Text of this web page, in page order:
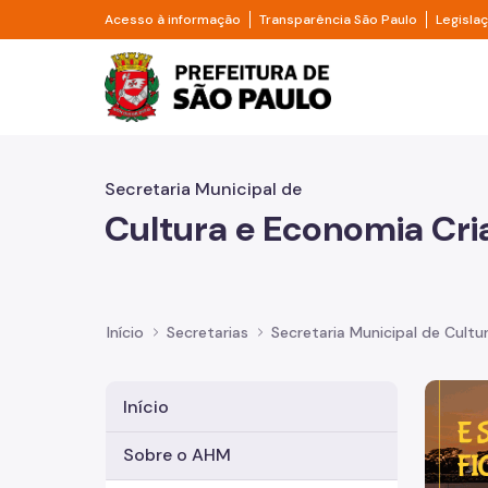
Pular para o Conteúdo principal
Acesso à informação Divisor de acesso à informação
Transparência São Paulo Divisor
Prefeitura de São
Secretaria Municipal de
Cultura e Economia
Início Secretarias Secretaria Municipal de
Início
Sobre o AHM